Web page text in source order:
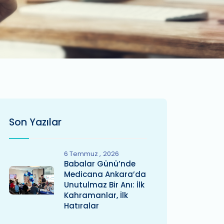
Son Yazılar
6 Temmuz 2026
Babalar Günü’nde
Medicana Ankara’da
Unutulmaz Bir Anı: İlk
Kahramanlar, İlk
Hatıralar